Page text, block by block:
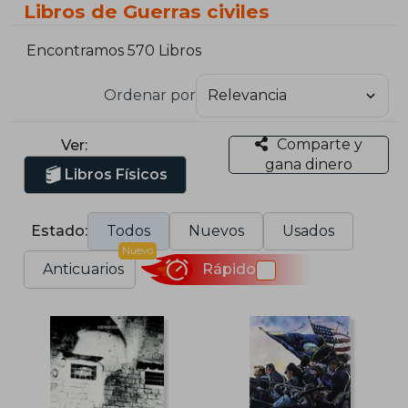
Libros de Guerras civiles
Encontramos 570 Libros
Ordenar por
Ver:
Libros Físicos
Comparte y
gana dinero
Estado: Todos Nuevos Usados
Anticuarios
Nuevo
Rápido